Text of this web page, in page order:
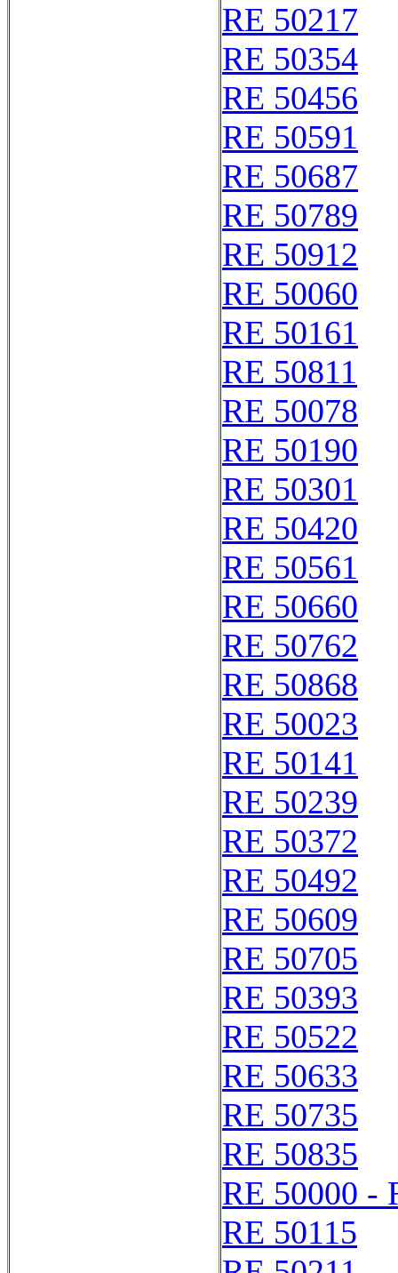
RE 50217
RE 50354
RE 50456
RE 50591
RE 50687
RE 50789
RE 50912
RE 50060
RE 50161
RE 50811
RE 50078
RE 50190
RE 50301
RE 50420
RE 50561
RE 50660
RE 50762
RE 50868
RE 50023
RE 50141
RE 50239
RE 50372
RE 50492
RE 50609
RE 50705
RE 50393
RE 50522
RE 50633
RE 50735
RE 50835
RE 50000 -
RE 50115